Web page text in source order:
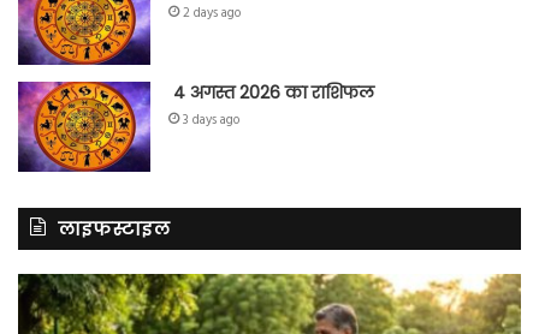
2 days ago
4 अगस्त 2026 का राशिफल
3 days ago
लाइफस्टाइल